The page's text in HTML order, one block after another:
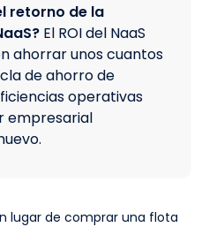
retorno de la
El ROI del NaaS
ahorrar unos cuantos
de ahorro de
operativas
empresarial
lugar de comprar una flota